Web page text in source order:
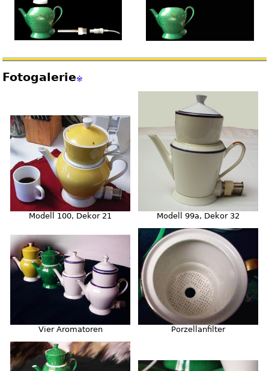
Fotogalerie※
Modell 100, Dekor 21 Modell 99a, Dekor 32
Vier Aromatoren Porzellanfilter